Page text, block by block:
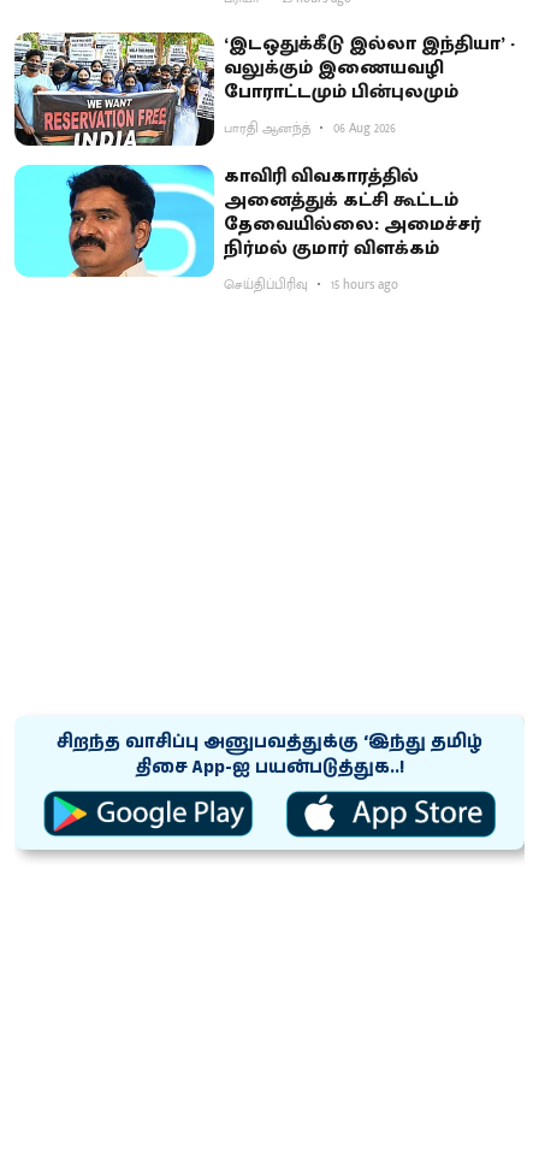
‘இடஒதுக்கீடு இல்லா இந்தியா’ -
வலுக்கும் இணையவழி
போராட்டமும் பின்புலமும்
பாரதி ஆனந்த் 06 Aug 2026
காவிரி விவகாரத்தில்
அனைத்துக் கட்சி கூட்டம்
தேவையில்லை: அமைச்சர்
நிர்மல் குமார் விளக்கம்
செய்திப்பிரிவு 15 hours ago
சிறந்த வாசிப்பு அனுபவத்துக்கு ‘இந்து தமிழ்
திசை App-ஐ பயன்படுத்துக..!